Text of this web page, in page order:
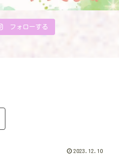
フォローする
2023.12.10